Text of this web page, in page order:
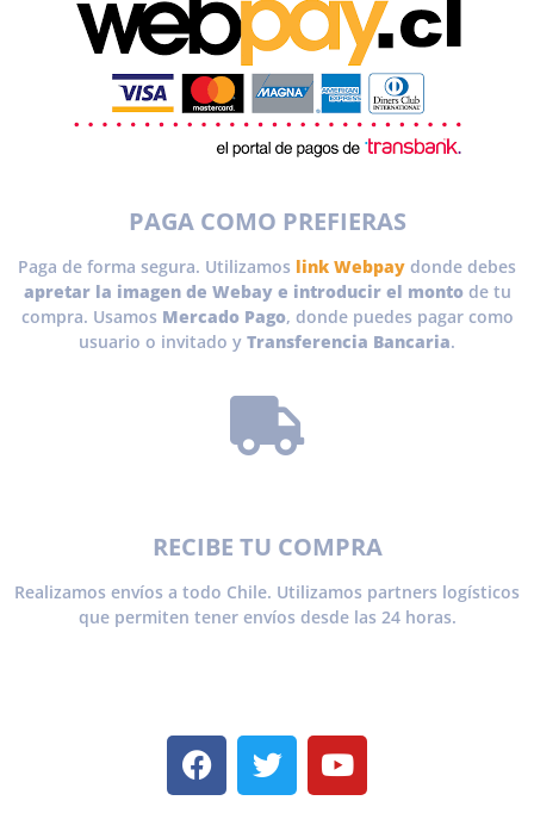
PAGA COMO PREFIERAS
Paga de forma segura. Utilizamos link Webpay donde debes
apretar la imagen de Webay e introducir el montode tu
compra. Usamos Mercado Pago, donde puedes pagar como
usuario o invitado y Transferencia Bancaria.
RECIBE TU COMPRA
Realizamos envíos a todo Chile. Utilizamos partners logísticos
que permiten tener envíos desde las 24 horas.